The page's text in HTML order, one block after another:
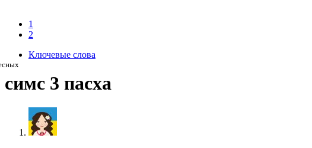
1
2
Ключевые слова
симс 3 пасха